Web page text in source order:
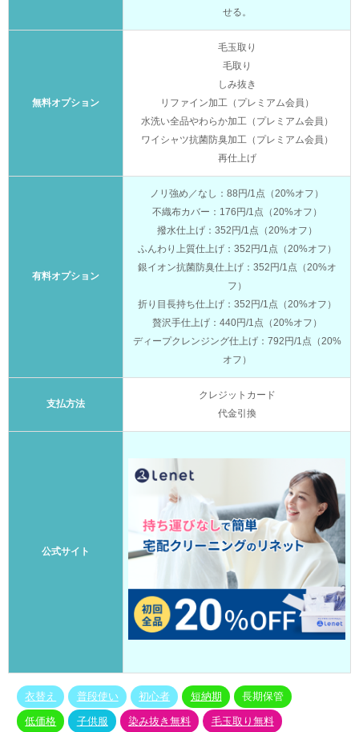
せる。
無料オプション
毛玉取り
毛取り
しみ抜き
リファイン加工（プレミアム会員）
水洗い全品やわらか加工（プレミアム会員）
ワイシャツ抗菌防臭加工（プレミアム会員）
再仕上げ
有料オプション
ノリ強め／なし：88円/1点（20%オフ）
不織布カバー：176円/1点（20%オフ）
撥水仕上げ：352円/1点（20%オフ）
ふんわり上質仕上げ：352円/1点（20%オフ）
銀イオン抗菌防臭仕上げ：352円/1点（20%オ
フ）
折り目長持ち仕上げ：352円/1点（20%オフ）
贅沢手仕上げ：440円/1点（20%オフ）
ディープクレンジング仕上げ：792円/1点（20%
オフ）
支払方法
クレジットカード
代金引換
公式サイト
衣替え 普段使い 初心者 短納期 長期保管
低価格 子供服 染み抜き無料 毛玉取り無料